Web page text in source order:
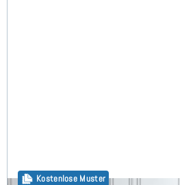
Kostenlose Muster